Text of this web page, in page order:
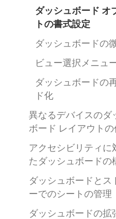
ダッシュボード オ
トの書式設定
ダッシュボードの
ビュー選択メニュ
ダッシュボードの
ド化
異なるデバイスのダ
ボード レイアウト
アクセシビリティに
たダッシュボードの
ダッシュボードとス
ーでのシートの管理
ダッシュボードの拡